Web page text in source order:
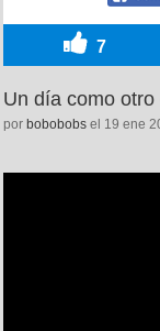
7
Un día como
por bobobobs el 19 ene